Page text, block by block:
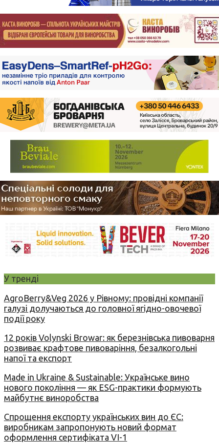
У тренді
AgroBerry&Veg 2026 у Рівному: провідні компанії
галузі долучаються до головної ягідно-овочевої
події року
12 років Volynski Browar: як березнівська пивоварня
розвиває крафтове пивоваріння, безалкогольні
напої та експорт
Made in Ukraine & Sustainable: Українське вино
нового покоління — як ESG-практики формують
майбутнє виноробства
Спрощення експорту українських вин до ЄС:
виробникам запропонують новий формат
оформлення сертифіката VI-1